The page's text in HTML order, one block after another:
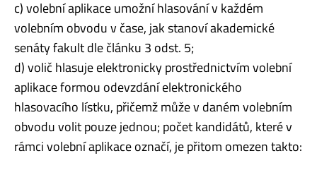
c) volební aplikace umožní hlasování v každém
volebním obvodu v čase, jak stanoví akademické
senáty fakult dle článku 3 odst. 5;
d) volič hlasuje elektronicky prostřednictvím volební
aplikace formou odevzdání elektronického
hlasovacího lístku, přičemž může v daném volebním
obvodu volit pouze jednou; počet kandidátů, které v
rámci volební aplikace označí, je přitom omezen takto: